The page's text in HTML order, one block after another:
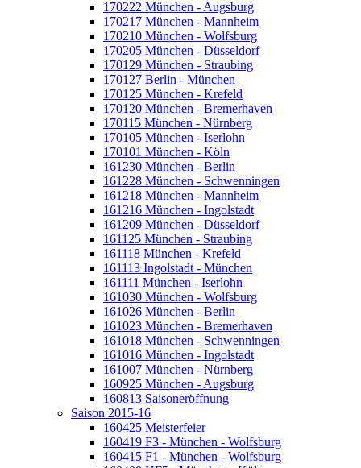
170222 München - Augsburg
170217 München - Mannheim
170210 München - Wolfsburg
170205 München - Düsseldorf
170129 München - Straubing
170127 Berlin - München
170125 München - Krefeld
170120 München - Bremerhaven
170115 München - Nürnberg
170105 München - Iserlohn
170101 München - Köln
161230 München - Berlin
161228 München - Schwenningen
161218 München - Mannheim
161216 München - Ingolstadt
161209 München - Düsseldorf
161125 München - Straubing
161118 München - Krefeld
161113 Ingolstadt - München
161111 München - Iserlohn
161030 München - Wolfsburg
161026 München - Berlin
161023 München - Bremerhaven
161018 München - Schwenningen
161016 München - Ingolstadt
161007 München - Nürnberg
160925 München - Augsburg
160813 Saisoneröffnung
Saison 2015-16
160425 Meisterfeier
160419 F3 - München - Wolfsburg
160415 F1 - München - Wolfsburg